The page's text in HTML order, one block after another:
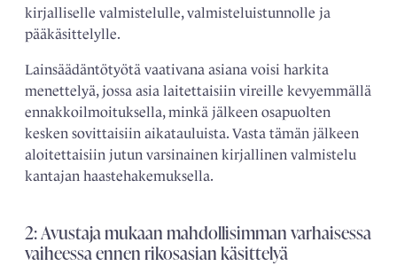
kirjalliselle valmistelulle, valmisteluistunnolle ja
pääkäsittelylle.
Lainsäädäntötyötä vaativana asiana voisi harkita
menettelyä, jossa asia laitettaisiin vireille kevyemmällä
ennakkoilmoituksella, minkä jälkeen osapuolten
kesken sovittaisiin aikatauluista. Vasta tämän jälkeen
aloitettaisiin jutun varsinainen kirjallinen valmistelu
kantajan haastehakemuksella.
2: Avustaja mukaan mahdollisimman varhaisessa
vaiheessa ennen rikosasian käsittelyä